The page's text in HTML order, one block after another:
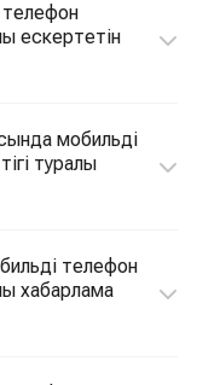
ескертетін
мобильді
туралы
телефон
хабарлама